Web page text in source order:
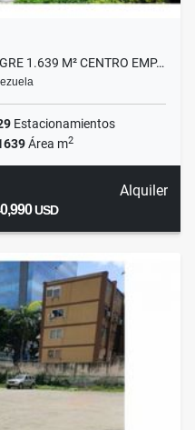
1.639 M² CENTRO EMP…
Estacionamientos
Área m2
Alquiler
USD